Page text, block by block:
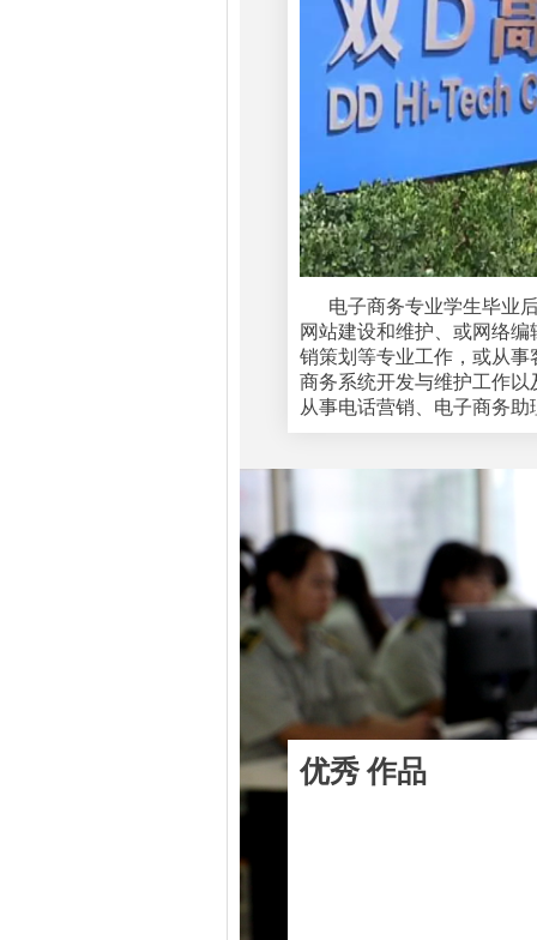
电子商务专业学生毕业
网站建设和维护、或网络
销策划等专业工作，或从
商务系统开发与维护工作
从事电话营销、电子商务
优秀 作品